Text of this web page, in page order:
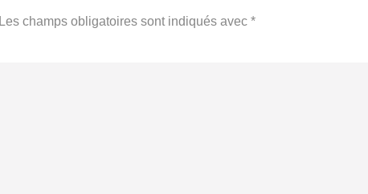
Les champs obligatoires sont indiqués avec *